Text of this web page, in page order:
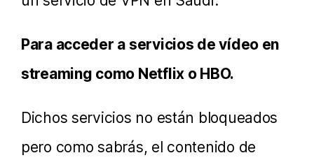
Para acceder a servicios de vídeo en
streaming como Netflix o HBO.
Dichos servicios no están bloqueados
pero como sabrás, el contenido de